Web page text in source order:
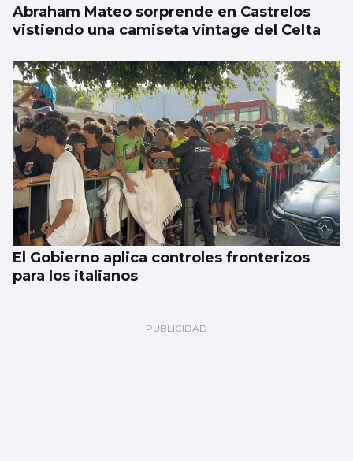
Abraham Mateo sorprende en Castrelos
vistiendo una camiseta vintage del Celta
El Gobierno aplica controles fronterizos
para los italianos